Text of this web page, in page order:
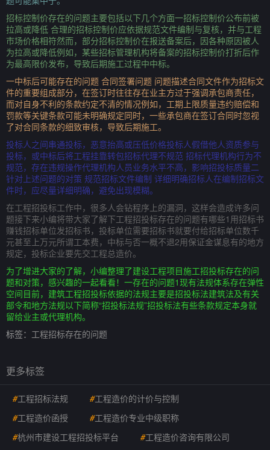
招标控制价存在的问题主要包括以下几个方面一招标控制价公布前被
拉高或降低 合理的招标控制价应依据规范文件编制与复核，并与工程
市场价格相符然而，部分招标控制价在报送备案后，因各种原因被人
为拉高或降低例如，某些招标管理机构将备案的招标控制价打折后作
为最高限价发布，导致后期施工过程中中标。
一中标后可能存在的问题 合同签署问题 问题描述合同文件作为招标文
件的重要组成部分，在签订时往往存在业主方过于强调承包商责任，
而对自身不利的条款约定不清的情况例如，工期上限质量违约赔偿和
罚款等关键条款可能未明确规定同时，一些承包商在签订合同时忽视
了对合同条款的细致审核，导致后期施工。
投标人之间串通投标，恶意抬高或压低价格投标人假借他人资质参与
投标，或中标后将工程挂靠转包招标代理不规范 招标代理机构行为不
规范，存在违规操作代理机构人员业务水平不高，影响招投标质量二
针对上述问题的对策 规范招标文件编制 详细明确招标人在编制招标文
件时，应尽量详细明确，避免出现模糊。
在工程招投标工作中，很多人会钻程序上的漏洞，这样会造成许多问
题接下来小编将带大家了解下工程招投标存在的问题有哪些1用招标书
赚钱招标单位发招标书，投标单位需要招标书就要付给招标单位数千
元甚至上万元所谓工本费，中标与否一概不退2用保证金谋息有的地方
规定，投标企业要先交工程总造价。
为了增进大家的了解，小编整理了建设工程项目施工招投标存在的问
题和对策，感兴趣的一起看看！一存在的问题1现有法规体系存在弹性
空间目前，建筑工程招投标依据的法规主要是招投标法建筑法及有关
部令和地方法规以下简称“招投标法规”招投标法有些条款规定本身就
留给业主或代理机构。
标签： 工程招标存在的问题
更多标签
#工程招标法规 #工程造价的计价与控制
#工程造价函授 #工程造价专业中级职称
#杭州市建设工程招投标平台 #工程造价咨询有限公司